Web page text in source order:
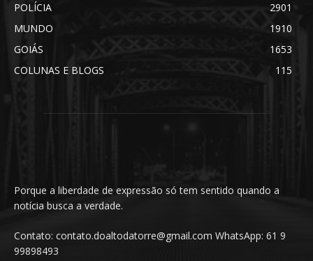
POLÍCIA
2901
MUNDO
1910
GOIÁS
1653
COLUNAS E BLOGS
115
Porque a liberdade de expressão só tem sentido quando a
notícia busca a verdade.
Contato: contato.doaltodatorre@gmail.com WhatsApp: 61 9
99898493